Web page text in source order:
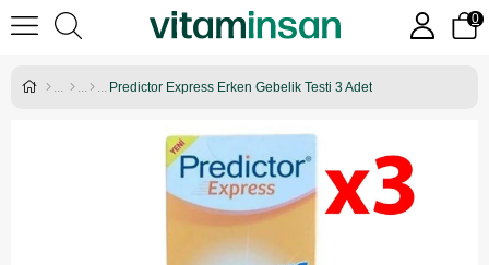
0
Predictor Express Erken Gebelik Testi 3 Adet